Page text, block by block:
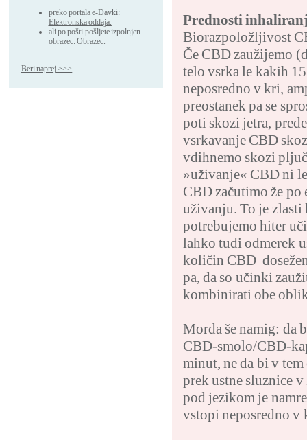
Prednosti
Biorazpoložljivost
Če CBD zaužijemo
telo vsrka le kakih
neposredno v kri,
preostanek pa se
poti skozi jetra,
vsrkavanje CBD
vdihnemo skozi
»uživanje« CBD ni
CBD začutimo že
uživanju. To je zlasti
potrebujemo hiter
lahko tudi odmerek
količin CBD
pa, da so učinki
kombinirati obe
Morda še namig: da
CBD-smolo/CBD-
minut, ne da bi v
prek ustne sluznice
pod jezikom je
vstopi neposredno
preko portala e-Davki:
Elektronska oddaja.
ali po pošti pošljete izpolnjen
obrazec:Obrazec.
Beri naprej >>>